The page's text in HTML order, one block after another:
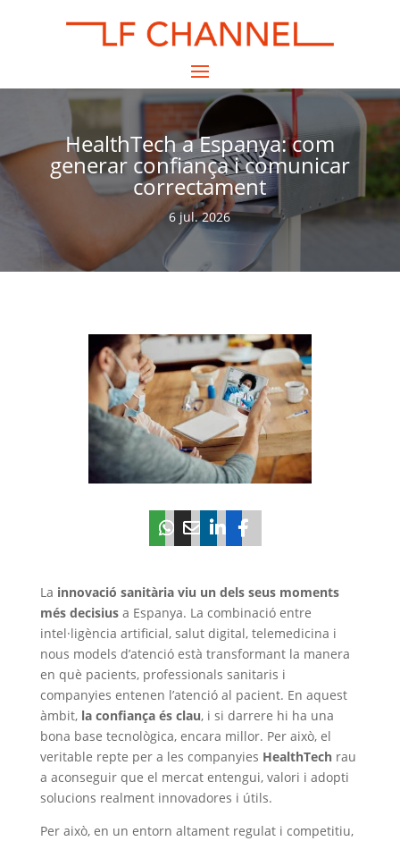
HealthTech a Espanya: com
generar confiança i comunicar
correctament
6 jul. 2026
La innovació sanitària viu un dels seus moments
més decisiusa Espanya. La combinació entre
intel·ligència artificial, salut digital, telemedicina i
nous models d’atenció està transformant la manera
en què pacients, professionals sanitaris i
companyies entenen l’atenció al pacient. En aquest
àmbit, la confiança és clau, i si darrere hi ha una
bona base tecnològica, encara millor. Per això, el
veritable repte per a les companyies HealthTechrau
a aconseguir que el mercat entengui, valori i adopti
solucions realment innovadores i útils.
Per això, en un entorn altament regulat i competitiu,